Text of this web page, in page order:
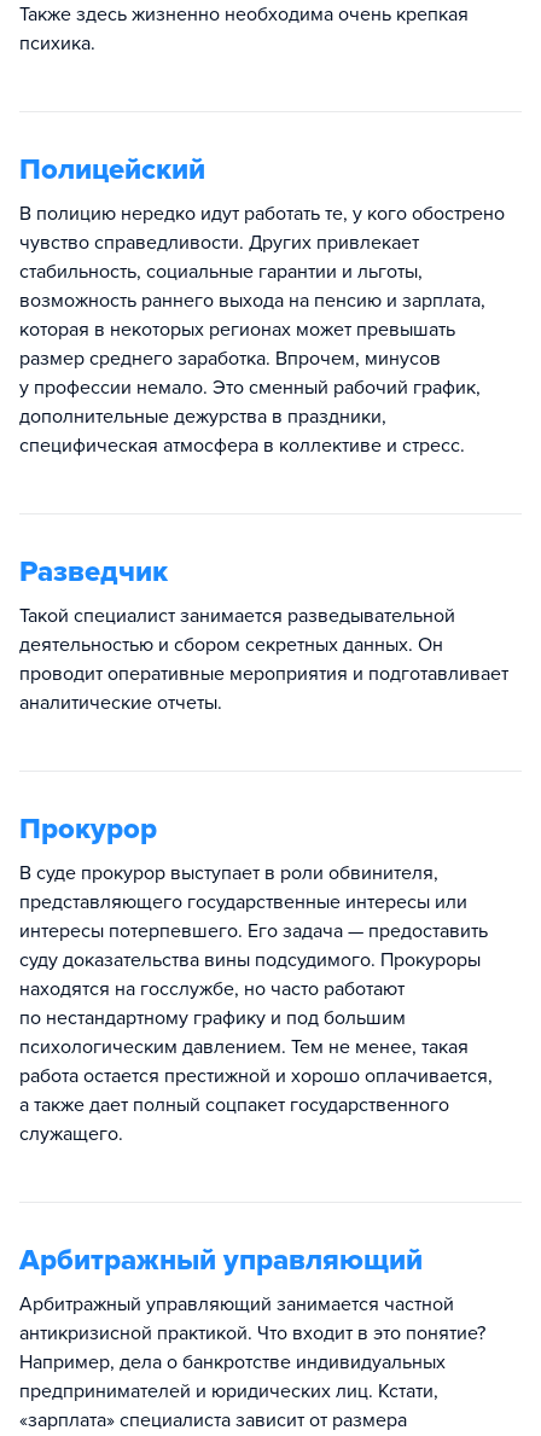
Также здесь жизненно необходима очень крепкая
психика.
Полицейский
В полицию нередко идут работать те, у кого обострено
чувство справедливости. Других привлекает
стабильность, социальные гарантии и льготы,
возможность раннего выхода на пенсию и зарплата,
которая в некоторых регионах может превышать
размер среднего заработка. Впрочем, минусов
у профессии немало. Это сменный рабочий график,
дополнительные дежурства в праздники,
специфическая атмосфера в коллективе и стресс.
Разведчик
Такой специалист занимается разведывательной
деятельностью и сбором секретных данных. Он
проводит оперативные мероприятия и подготавливает
аналитические отчеты.
Прокурор
В суде прокурор выступает в роли обвинителя,
представляющего государственные интересы или
интересы потерпевшего. Его задача — предоставить
суду доказательства вины подсудимого. Прокуроры
находятся на госслужбе, но часто работают
по нестандартному графику и под большим
психологическим давлением. Тем не менее, такая
работа остается престижной и хорошо оплачивается,
а также дает полный соцпакет государственного
служащего.
Арбитражный управляющий
Арбитражный управляющий занимается частной
антикризисной практикой. Что входит в это понятие?
Например, дела о банкротстве индивидуальных
предпринимателей и юридических лиц. Кстати,
«зарплата» специалиста зависит от размера